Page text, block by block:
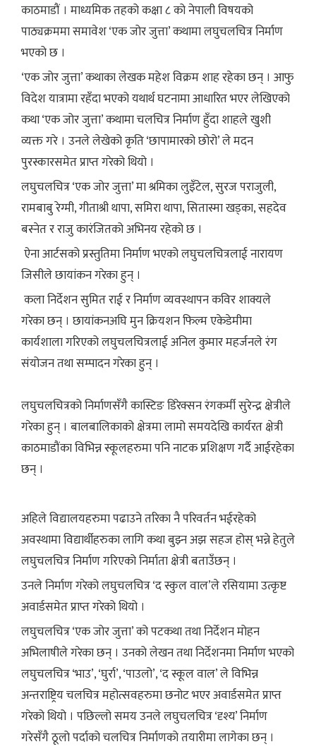
काठमाडौं । माध्यमिक तहको कक्षा ८ को नेपाली विषयको
पाठ्यक्रममा समावेश ‘एक जोर जुत्ता’ कथामा लघुचलचित्र निर्माण
भएको छ ।
‘एक जोर जुत्ता’ कथाका लेखक महेश विक्रम शाह रहेका छन् । आफु
विदेश यात्रामा रहँदा भएको यथार्थ घटनामा आधारित भएर लेखिएको
कथा ‘एक जोर जुत्ता’ कथामा चलचित्र निर्माण हुँदा शाहले खुशी
व्यक्त गरे । उनले लेखेको कृति ‘छापामारको छोरो’ ले मदन
पुरस्कारसमेत प्राप्त गरेको थियो ।
लघुचलचित्र ‘एक जोर जुत्ता’ मा श्रमिका लुइँटेल, सुरज पराजुली,
रामबाबु रेग्मी, गीताश्री थापा, समिरा थापा, सितास्मा खड्का, सहदेव
बस्नेत र राजु कारंजितको अभिनय रहेको छ ।
ऐना आर्टसको प्रस्तुतिमा निर्माण भएको लघुचलचित्रलाई नारायण
जिसीले छायांकन गरेका हुन् ।
कला निर्देशन सुमित राई र निर्माण व्यवस्थापन कविर शाक्यले
गरेका छन् । छायांकनअघि मुन क्रियशन फिल्म एकेडेमीमा
कार्यशाला गरिएको लघुचलचित्रलाई अनिल कुमार महर्जनले रंग
संयोजन तथा सम्पादन गरेका हुन् ।
लघुचलचित्रको निर्माणसँगै कास्टिङ डिरेक्सन रंगकर्मी सुरेन्द्र क्षेत्रीले
गरेका हुन् । बालबालिकाको क्षेत्रमा लामो समयदेखि कार्यरत क्षेत्री
काठमाडौंका विभिन्न स्कूलहरुमा पनि नाटक प्रशिक्षण गर्दै आईरहेका
छन् ।
अहिले विद्यालयहरुमा पढाउने तरिका नै परिवर्तन भईरहेको
अवस्थामा विद्यार्थीहरुका लागि कथा बुझ्न अझ सहज होस् भन्ने हेतुले
लघुचलचित्र निर्माण गरिएको निर्माता क्षेत्री बताउँछन् ।
उनले निर्माण गरेको लघुचलचित्र ‘द स्कुल वाल’ले रसियामा उत्कृष्ट
अवार्डसमेत प्राप्त गरेको थियो ।
लघुचलचित्र ‘एक जोर जुत्ता’ को पटकथा तथा निर्देशन मोहन
अभिलाषीले गरेका छन् । उनको लेखन तथा निर्देशनमा निर्माण भएको
लघुचलचित्र ‘भाउ’, ‘घुर्रा’, ‘पाउलो’, ‘द स्कूल वाल’ ले विभिन्न
अन्तराष्ट्रिय चलचित्र महोत्सवहरुमा छनोट भएर अवार्डसमेत प्राप्त
गरेको थियो । पछिल्लो समय उनले लघुचलचित्र ‘दृश्य’ निर्माण
गरेसँगै ठूलो पर्दाको चलचित्र निर्माणको तयारीमा लागेका छन् ।